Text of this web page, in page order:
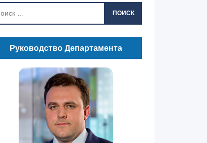
ПОИСК
Руководство Департамента